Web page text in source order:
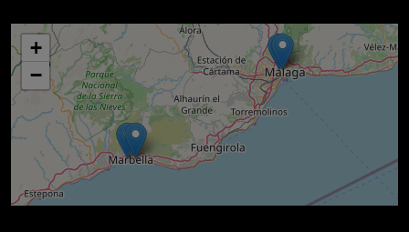
+
−